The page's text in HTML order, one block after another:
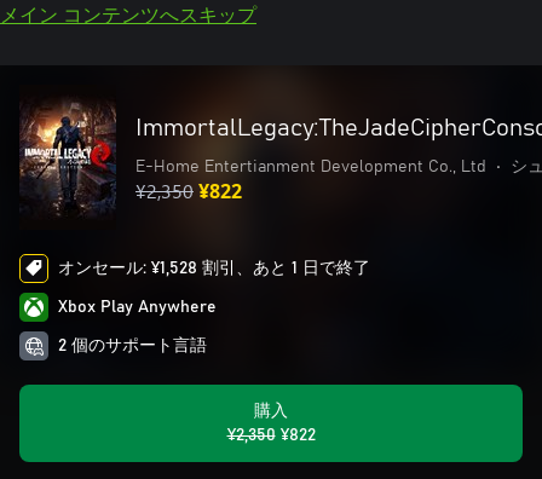
メイン コンテンツへスキップ
E-Home Entertianment Development Co., Ltd • シ
¥2,350¥822
オンセール: ¥1,528 割引、あと 1 日で終了
Xbox Play Anywhere
2 個のサポート言語
購入
¥2,350 ¥822